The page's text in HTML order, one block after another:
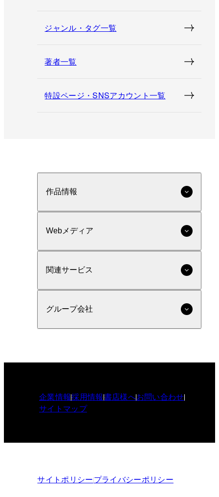
ジャンル・タグ一覧
著者一覧
特設ページ・SNSアカウント一覧
作品情報
Webメディア
関連サービス
グループ会社
企業情報採用情報書店様へお問い合わせ
サイトマップ
サイトポリシープライバシーポリシー